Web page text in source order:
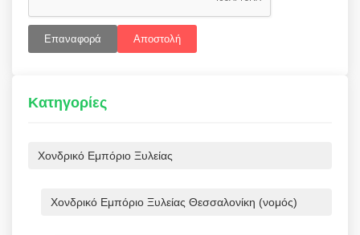
Επαναφορά Αποστολή
Κατηγορίες
Χονδρικό Εμπόριο Ξυλείας
Χονδρικό Εμπόριο Ξυλείας Θεσσαλονίκη (νομός)